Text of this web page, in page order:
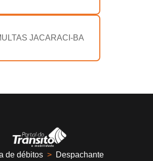
JACARACI-BA
de débitos > Despachante